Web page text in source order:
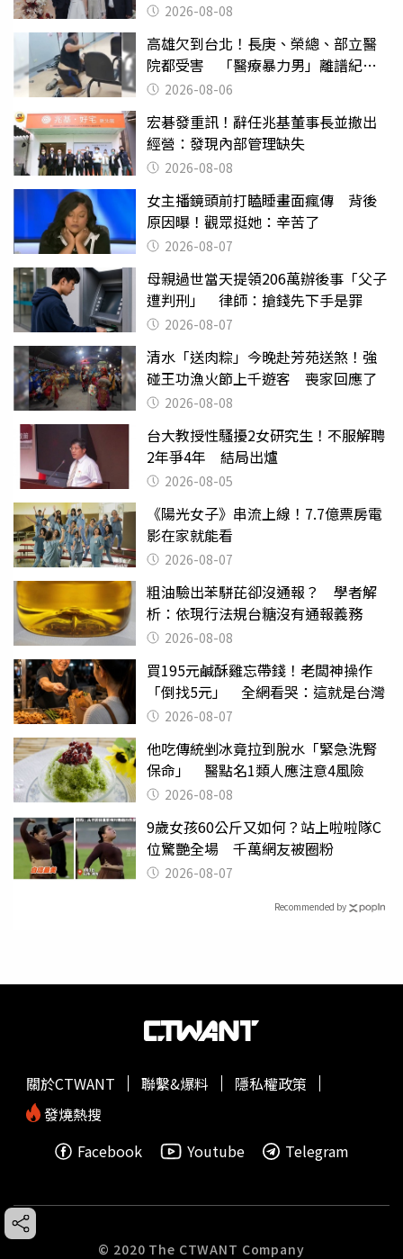
2026-08-08
高雄欠到台北！長庚、榮總、部立醫
院都受害 「醫療暴力男」離譜紀錄
曝光2026-08-06
宏碁發重訊！辭任兆基董事長並撤出
經營：發現內部管理缺失
2026-08-08
女主播鏡頭前打瞌睡畫面瘋傳 背後
原因曝！觀眾挺她：辛苦了
2026-08-07
母親過世當天提領206萬辦後事「父子
遭判刑」 律師：搶錢先下手是罪
2026-08-07
清水「送肉粽」今晚赴芳苑送煞！強
碰王功漁火節上千遊客 喪家回應了
2026-08-08
台大教授性騷擾2女研究生！不服解聘
2年爭4年 結局出爐
2026-08-05
《陽光女子》串流上線！7.7億票房電
影在家就能看
2026-08-07
粗油驗出苯駢芘卻沒通報？ 學者解
析：依現行法規台糖沒有通報義務
2026-08-08
買195元鹹酥雞忘帶錢！老闆神操作
「倒找5元」 全網看哭：這就是台灣
2026-08-07
他吃傳統剉冰竟拉到脫水「緊急洗腎
保命」 醫點名1類人應注意4風險
2026-08-08
9歲女孩60公斤又如何？站上啦啦隊C
位驚艷全場 千萬網友被圈粉
2026-08-07
Recommended by
關於CTWANT 聯繫&爆料
隱私權政策
發燒熱搜
Facebook
Youtube Telegram
© 2020 The CTWANT Company